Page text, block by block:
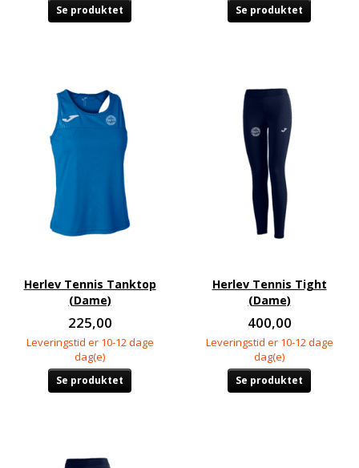
Se produktet Se produktet
Herlev Tennis Tanktop
(Dame)
225,00
Leveringstid er 10-12 dage
dag(e)
Se produktet
Herlev Tennis Tight
(Dame)
400,00
Leveringstid er 10-12 dage
dag(e)
Se produktet